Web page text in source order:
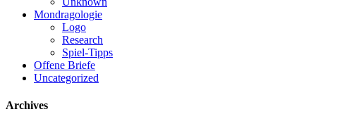
Mondragologie
Logo
Research
Spiel-Tipps
Offene Briefe
Uncategorized
Archives